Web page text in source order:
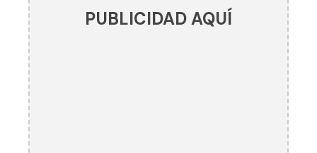
PUBLICIDAD AQUÍ